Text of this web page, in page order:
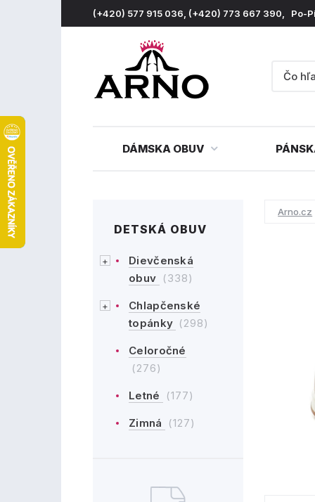
(+420) 577 915 036, (+420) 773 667 390, Po-
DÁMSKA OBUV
DETSKÁ OBUV
Dievčenská
obuv (338)
Chlapčenské
topánky (298)
Celoročné
(276)
Letné (177)
Zimná (127)
Arno.cz